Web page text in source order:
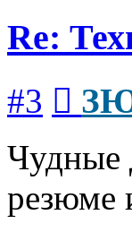
Re:
#3
Чудные
резюме